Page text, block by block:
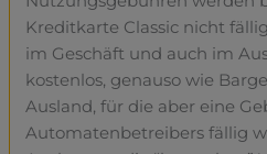
Kreditkarte Classic nicht
im Geschäft und auch im
kostenlos, genauso wie
Ausland, für die aber eine
Automatenbetreibers fällig